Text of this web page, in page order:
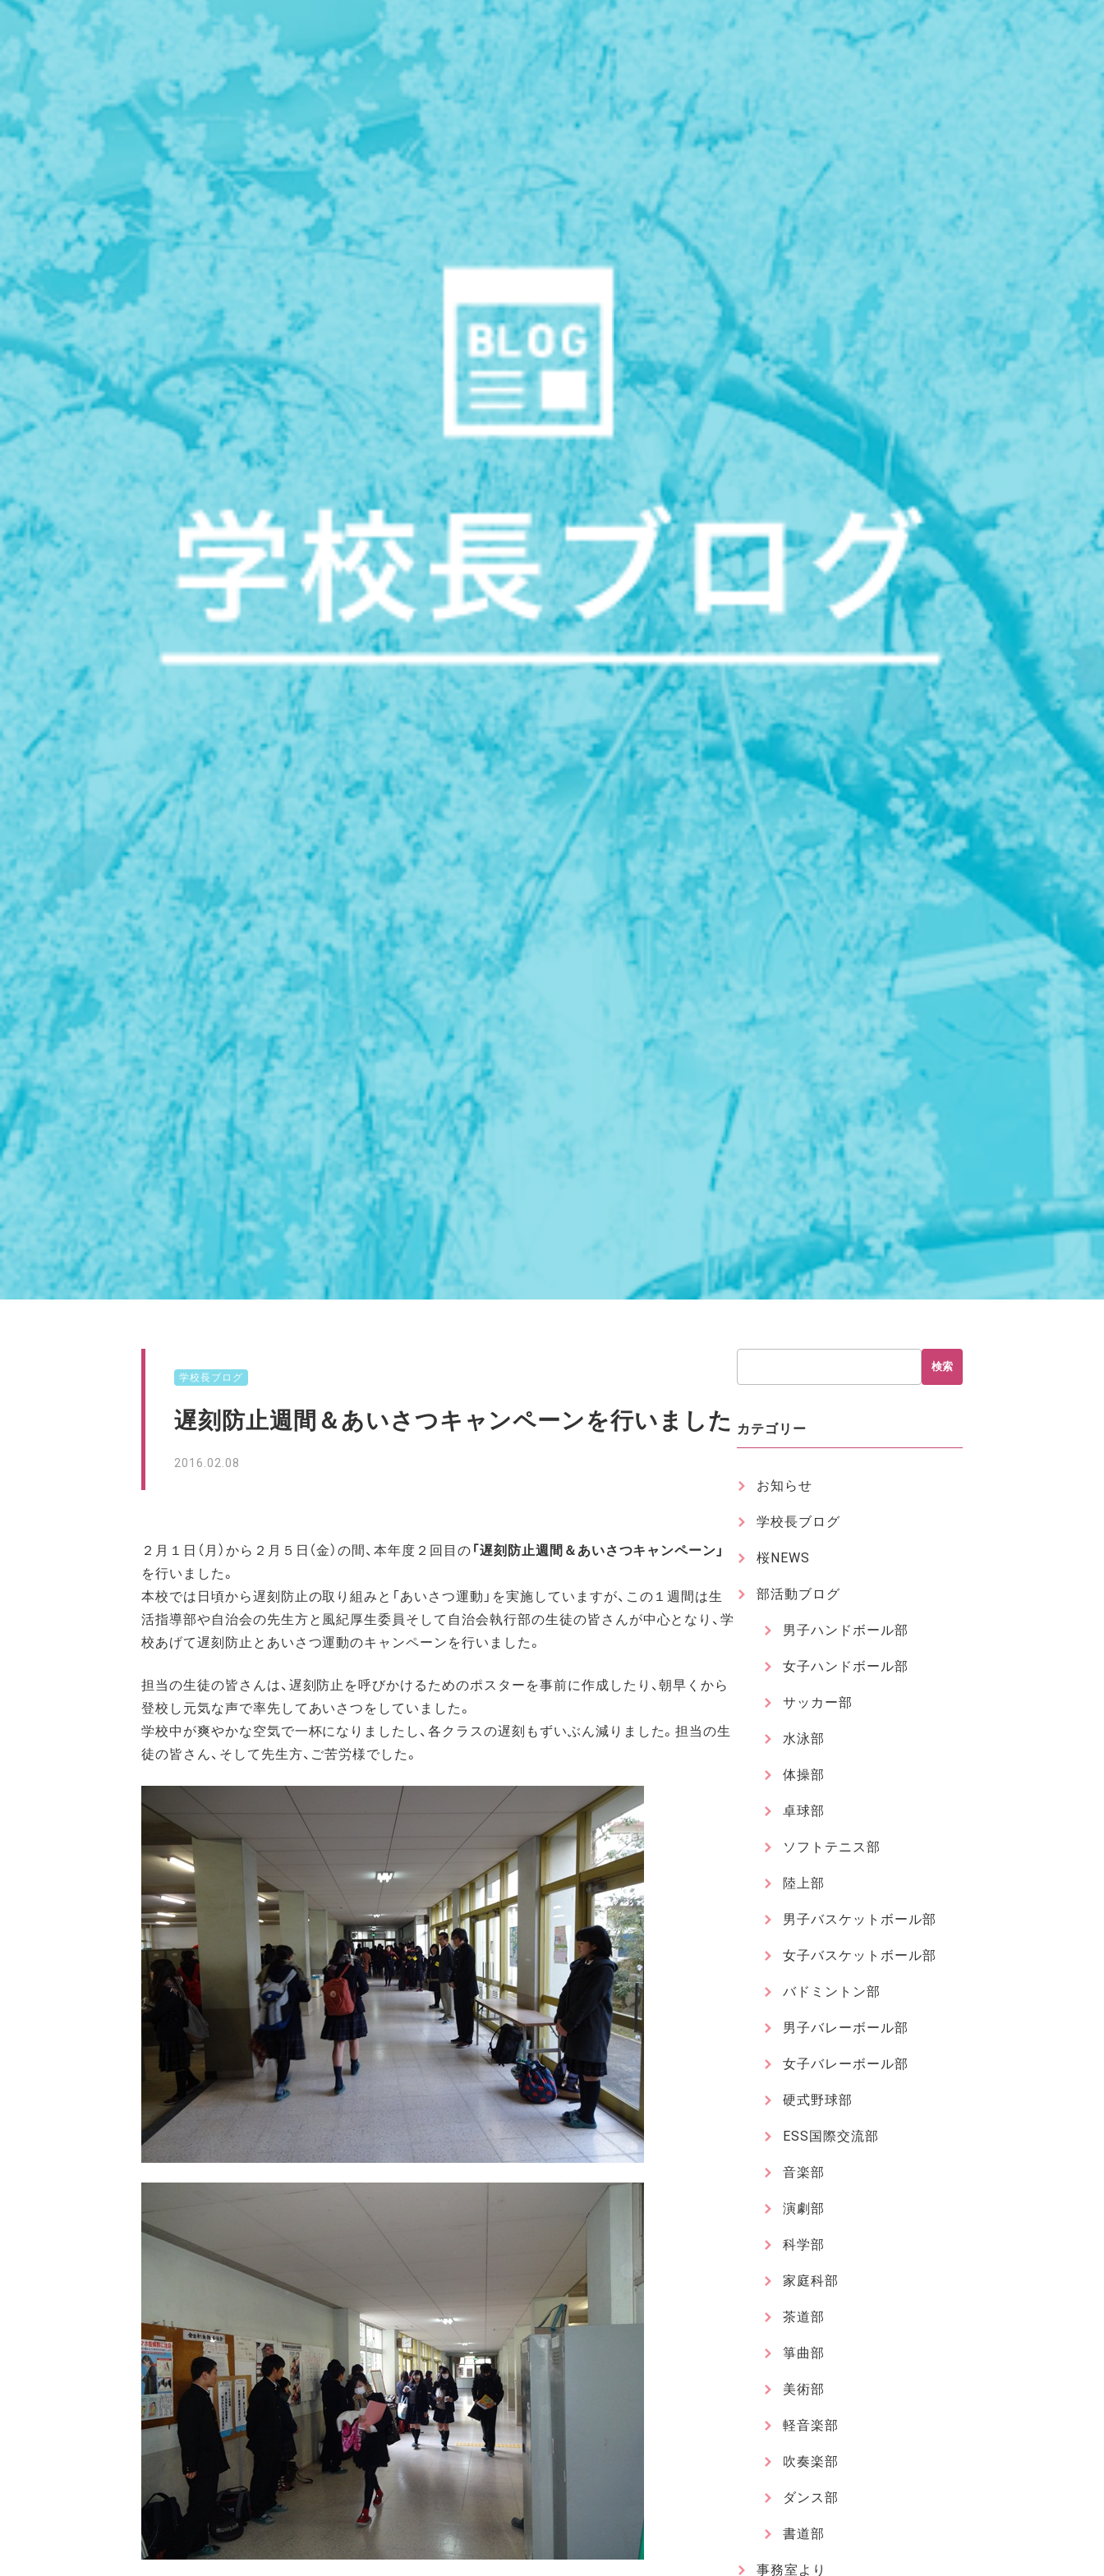
学校長ブログ
遅刻防止週間＆あいさつキャンペーンを行いました
2016.02.08
２月１日（月）から２月５日（金）の間、本年度２回目の 「遅刻防止週間＆あいさつキャンペーン」
を行いました。
本校では日頃から遅刻防止の取り組みと「あいさつ運動」を実施していますが、この１週間は生
活指導部や自治会の先生方と風紀厚生委員そして自治会執行部の生徒の皆さんが中心となり、学
校あげて遅刻防止とあいさつ運動のキャンペーンを行いました。
担当の生徒の皆さんは、遅刻防止を呼びかけるためのポスターを事前に作成したり、朝早くから
登校し元気な声で率先してあいさつをしていました。
学校中が爽やかな空気で一杯になりましたし、各クラスの遅刻もずいぶん減りました。担当の生
徒の皆さん、そして先生方、ご苦労様でした。
検索
カテゴリー
お知らせ
学校長ブログ
桜NEWS
部活動ブログ
男子ハンドボール部
女子ハンドボール部
サッカー部
水泳部
体操部
卓球部
ソフトテニス部
陸上部
男子バスケットボール部
女子バスケットボール部
バドミントン部
男子バレーボール部
女子バレーボール部
硬式野球部
ESS国際交流部
音楽部
演劇部
科学部
家庭科部
茶道部
箏曲部
美術部
軽音楽部
吹奏楽部
ダンス部
書道部
事務室より